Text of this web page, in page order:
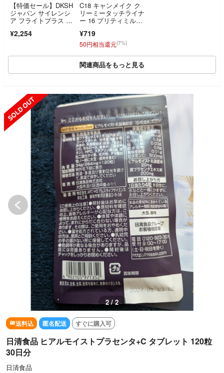
【特価セール】DKSH
ジャパン サイレンシ
ア フライトプラス 携
¥2,254
C18 キャンメイク ク
リーミータッチライナ
ー 16 プリティミルク
¥719
50円相当還元(7%)
関連商品をもっと見る
SOLD OUT
2 / 2
送料込 匿名配送 すぐに購入可
日清食品 ヒアルモイストプラセンタ+C タブレット 120粒
30日分
日清食品